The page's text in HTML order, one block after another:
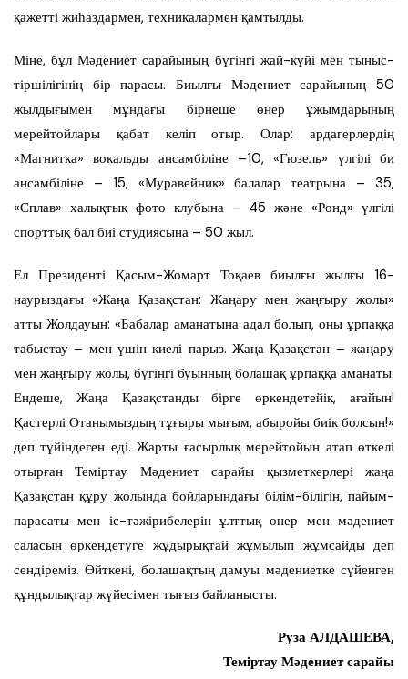
қажетті жиһаздармен, техникалармен қамтылды.
Міне, бұл Мәдениет сарайының бүгінгі жай-күйі мен тыныс-
тіршілігінің бір парасы. Биылғы Мәдениет сарайының 50
жылдығымен мұндағы бірнеше өнер ұжымдарының
мерейтойлары қабат келіп отыр. Олар: ардагерлердің
«Магнитка» вокальды ансамбіліне –10, «Гюзель» үлгілі би
ансамбіліне – 15, «Муравейник» балалар театрына – 35,
«Сплав» халықтық фото клубына – 45 және «Ронд» үлгілі
спорттық бал биі студиясына – 50 жыл.
Ел Президенті Қасым-Жомарт Тоқаев биылғы жылғы 16-
наурыздағы «Жаңа Қазақстан: Жаңару мен жаңғыру жолы»
атты Жолдауын: «Бабалар аманатына адал болып, оны ұрпаққа
табыстау – мен үшін киелі парыз. Жаңа Қазақстан – жаңару
мен жаңғыру жолы, бүгінгі буынның болашақ ұрпаққа аманаты.
Ендеше, Жаңа Қазақстанды бірге өркендетейік, ағайын!
Қастерлі Отанымыздың тұғыры мығым, абыройы биік болсын!»
деп түйіндеген еді. Жарты ғасырлық мерейтойын атап өткелі
отырған Теміртау Мәдениет сарайы қызметкерлері жаңа
Қазақстан құру жолында бойларындағы білім-білігін, пайым-
парасаты мен іс-тәжірибелерін ұлттық өнер мен мәдениет
саласын өркендетуге жұдырықтай жұмылып жұмсайды деп
сендіреміз. Өйткені, болашақтың дамуы мәдениетке сүйенген
құндылықтар жүйесімен тығыз байланысты.
Руза АЛДАШЕВА,
Теміртау Мәдениет сарайы